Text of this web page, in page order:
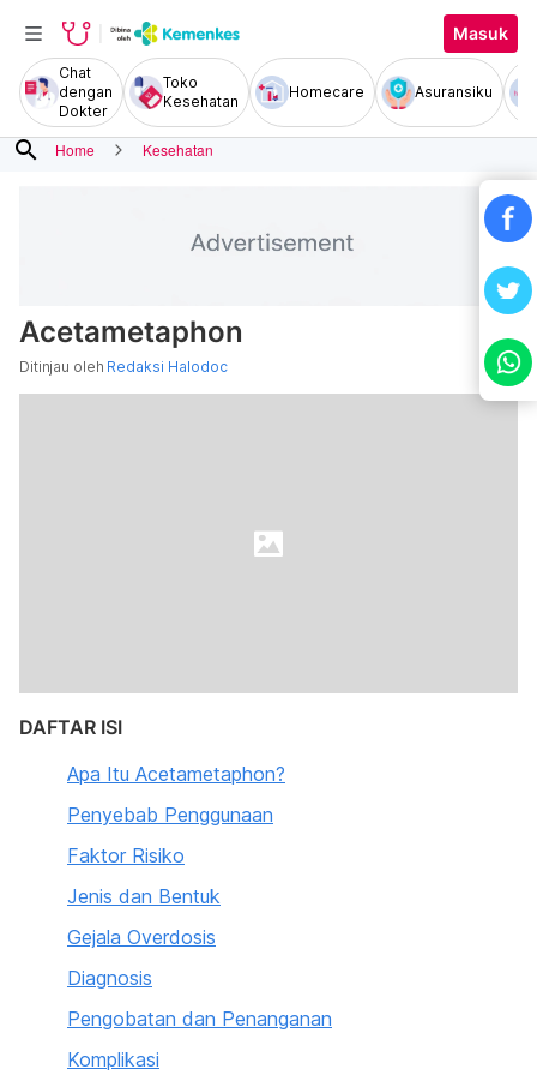
Masuk
Chat
dengan
Dokter
Toko
Kesehatan
Homecare Asuransiku
search Home Kesehatan
Acetametaphon
Ditinjau oleh Redaksi Halodoc
DAFTAR ISI
Apa Itu Acetametaphon?
Penyebab Penggunaan
Faktor Risiko
Jenis dan Bentuk
Gejala Overdosis
Diagnosis
Pengobatan dan Penanganan
Komplikasi